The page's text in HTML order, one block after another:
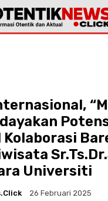
Universiti
26 Februari 2025